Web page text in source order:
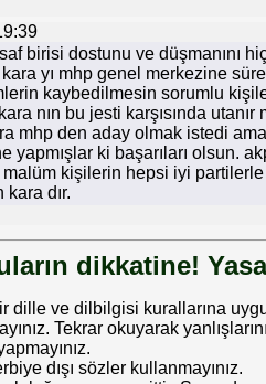
birisi dostunu ve düşmanını
yı mhp genel merkezine
kaybedilmesin sorumlu
nın bu jesti karşısında utanır
mhp den aday olmak istedi
yapmışlar ki başarıları olsun.
kişilerin hepsi iyi
dır.
dikkatine!
dille ve dilbilgisi kurallarına
Tekrar okuyarak
dışı sözler kullanmayınız.